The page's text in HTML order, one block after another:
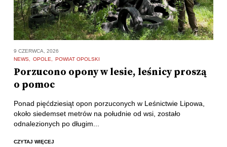
9 CZERWCA, 2026
NEWS
OPOLE POWIAT OPOLSKI
Porzucono opony w lesie, leśnicy proszą
o pomoc
Ponad pięćdziesiąt opon porzuconych w Leśnictwie Lipowa,
około siedemset metrów na południe od wsi, zostało
odnalezionych po długim...
CZYTAJ WIĘCEJ